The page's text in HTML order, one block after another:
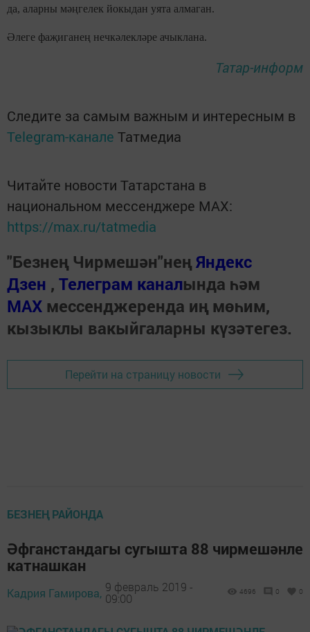
да, аларны мәңгелек йокыдан уята алмаган.
Әлеге фаҗиганең нечкәлекләре ачыклана.
Татар-информ
Следите за самым важным и интересным в
Telegram-канале Татмедиа
Читайте новости Татарстана в
национальном мессенджере MАХ:
https://max.ru/tatmedia
"Безнең Чирмешән"неңЯндекс
Дзен , Телеграм каналында һәм
МАХ мессенджеренда иң мөһим,
кызыклы вакыйгаларны күзәтегез.
Перейти на страницу новости
БЕЗНЕҢ РАЙОНДА
Әфганстандагы сугышта 88 чирмешәнле
катнашкан
Кадрия Гамирова, 9 февраль 2019 -
09:00
4696 0 0